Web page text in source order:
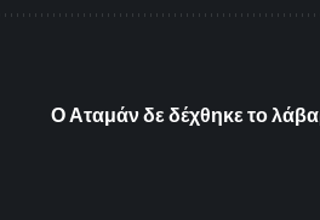
Ο Αταμάν δε δέχθηκε το